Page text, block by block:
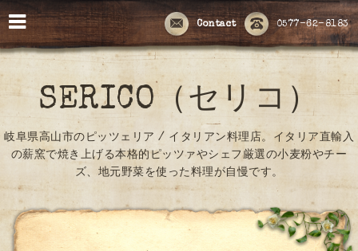
0577-62-8183
Contact
SERICO（セリコ）
岐阜県高山市のピッツェリア / イタリアン料理店。イタリア直輸入
の薪窯で焼き上げる本格的ピッツァやシェフ厳選の小麦粉やチー
ズ、地元野菜を使った料理が自慢です。